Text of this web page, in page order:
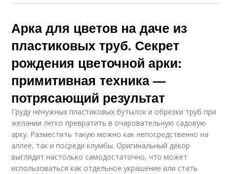
Арка для цветов на даче из
пластиковых труб. Секрет
рождения цветочной арки:
примитивная техника —
потрясающий результат
Груду ненужных пластиковых бутылок и обрезки труб при
желании легко превратить в очаровательную садовую
арку. Разместить такую можно как непосредственно на
аллее, так и посреди клумбы. Оригинальный декор
выглядит настолько самодостаточно, что может
использоваться как отдельное украшение или стать